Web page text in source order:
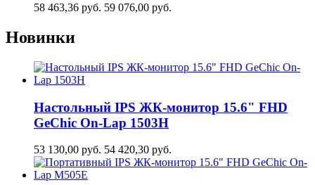
58 463,36 руб. 59 076,00 руб.
Новинки
Настольный IPS ЖК-монитор 15.6" FHD
GeСhic On-Lap 1503H
53 130,00 руб. 54 420,30 руб.